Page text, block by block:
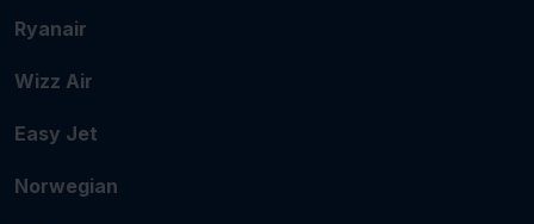
Ryanair
Wizz Air
Easy Jet
Norwegian